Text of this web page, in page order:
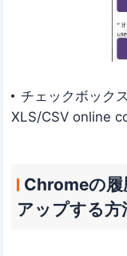
チェックボック
XLS/CSV online
Chromeの
アップする方